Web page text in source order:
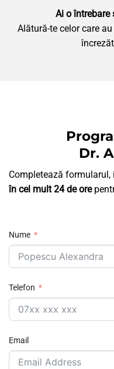
Ai o întrebare
Alătură-te celor care
Dr.
Completează formularul,
în cel mult 24 de ore
Nume
Telefon
Email